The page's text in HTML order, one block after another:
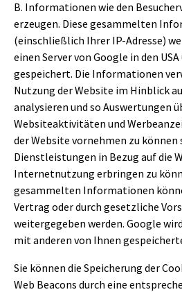
B. Informationen wie den
erzeugen. Diese gesammelten
(einschließlich Ihrer IP-Adresse)
einen Server von Google in den
gespeichert. Die Informationen
Nutzung der Website im Hinblick
analysieren und so Auswertungen
Websiteaktivitäten und
der Website vornehmen zu können
Dienstleistungen in Bezug auf die
Internetnutzung erbringen zu
gesammelten Informationen
Vertrag oder durch gesetzliche
weitergegeben werden. Google
mit anderen von Ihnen
Sie können die Speicherung der
Web Beacons durch eine